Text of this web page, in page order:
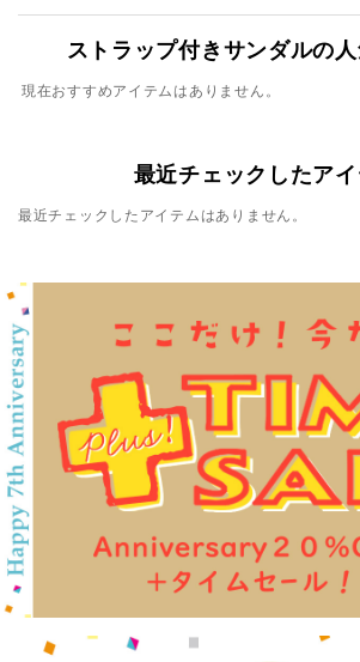
ストラップ付きサンダルの
現在おすすめアイテムはありません。
最近チェックしたア
最近チェックしたアイテムはありません。